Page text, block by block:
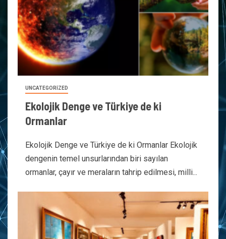
UNCATEGORIZED
Ekolojik Denge ve Türkiye de ki
Ormanlar
Ekolojik Denge ve Türkiye de ki Ormanlar Ekolojik
dengenin temel unsurlarından biri sayılan
ormanlar, çayır ve meraların tahrip edilmesi, milli...